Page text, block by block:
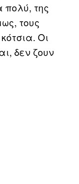
της
τους
Οι
δεν ζουν